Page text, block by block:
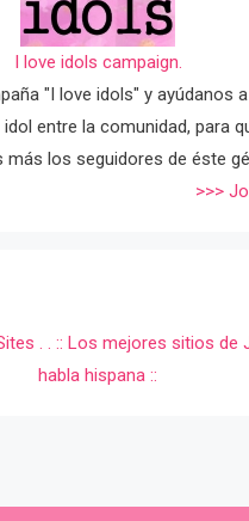
I love idols campaign.
"I love idols" y ayúdanos
entre la comunidad, para
más los seguidores de éste
>>>